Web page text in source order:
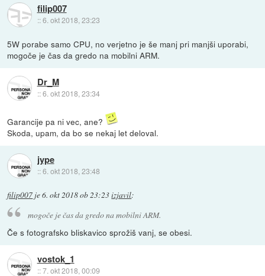
filip007
::6. okt 2018, 23:23
5W porabe samo CPU, no verjetno je še manj pri manjši uporabi,
mogoče je čas da gredo na mobilni ARM.
Dr_M
::6. okt 2018, 23:34
Garancije pa ni vec, ane?
Skoda, upam, da bo se nekaj let deloval.
jype
::6. okt 2018, 23:48
filip007 je6. okt 2018 ob 23:23izjavil:
mogoče je čas da gredo na mobilni ARM.
Če s fotografsko bliskavico sprožiš vanj, se obesi.
vostok_1
::7. okt 2018, 00:09